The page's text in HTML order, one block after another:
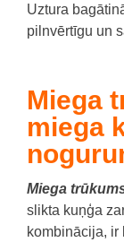
Uztura
pilnvērtīgu un
Miega
miega
Miega
slikta kuņģa
kombinācija,